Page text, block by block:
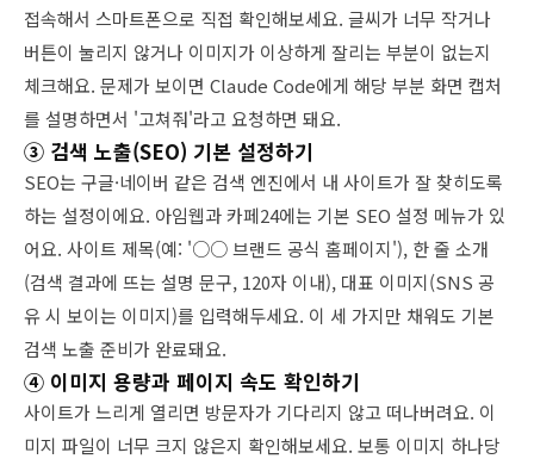
접속해서 스마트폰으로 직접 확인해보세요. 글씨가 너무 작거나
버튼이 눌리지 않거나 이미지가 이상하게 잘리는 부분이 없는지
체크해요. 문제가 보이면 Claude Code에게 해당 부분 화면 캡처
를 설명하면서 '고쳐줘'라고 요청하면 돼요.
③ 검색 노출(SEO) 기본 설정하기
SEO는 구글·네이버 같은 검색 엔진에서 내 사이트가 잘 찾히도록
하는 설정이에요. 아임웹과 카페24에는 기본 SEO 설정 메뉴가 있
어요. 사이트 제목(예: '○○ 브랜드 공식 홈페이지'), 한 줄 소개
(검색 결과에 뜨는 설명 문구, 120자 이내), 대표 이미지(SNS 공
유 시 보이는 이미지)를 입력해두세요. 이 세 가지만 채워도 기본
검색 노출 준비가 완료돼요.
④ 이미지 용량과 페이지 속도 확인하기
사이트가 느리게 열리면 방문자가 기다리지 않고 떠나버려요. 이
미지 파일이 너무 크지 않은지 확인해보세요. 보통 이미지 하나당